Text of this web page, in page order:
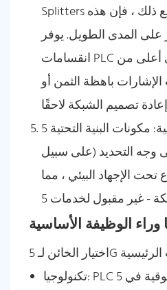
Splitters يقلل بشكل كبير من كمية كابلات الألياف اللازمة من المحور المركزي إلى نقاط الوصول. ومع ذلك ، فإن هذه
على المدى الطويل. يوفر
انقسامات PLC عالية الجودة ، على الرغم من أنها استثمار أولي أعلى من FBT ، أقل تكلفة إجمالية للملكية. موثوقيتها الفائقة
باهظة الثمن أو
المرونة في البيئات القاسية: مكونات البنية التحتية 5G ، بما في ذلك المقاطع الموجودة في الخزانات الخارجية أو الأعمدة ، وتواجه
وجه التحديد (على سبيل
الإجهاد البيئي ، مما
الوظيفة الأساسية